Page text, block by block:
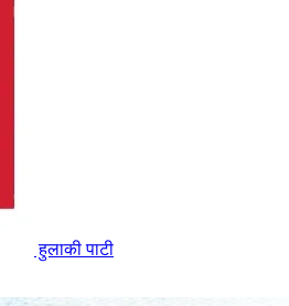
हुलाकी पाटी